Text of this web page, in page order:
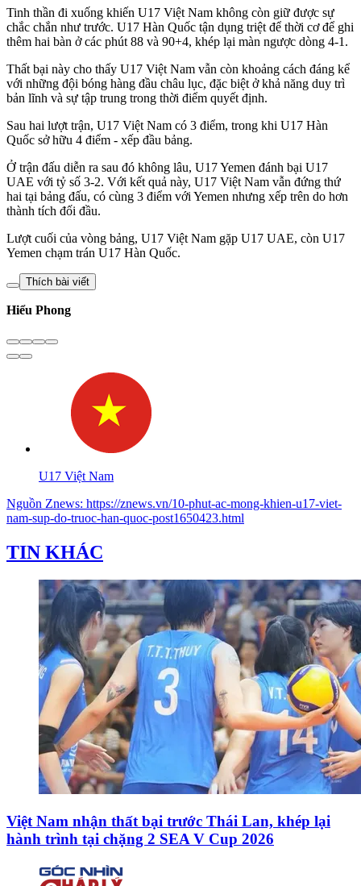
Tinh thần đi xuống khiến U17 Việt Nam không còn giữ được sự
chắc chắn như trước. U17 Hàn Quốc tận dụng triệt để thời cơ để ghi
thêm hai bàn ở các phút 88 và 90+4, khép lại màn ngược dòng 4-1.
Thất bại này cho thấy U17 Việt Nam vẫn còn khoảng cách đáng kể
với những đội bóng hàng đầu châu lục, đặc biệt ở khả năng duy trì
bản lĩnh và sự tập trung trong thời điểm quyết định.
Sau hai lượt trận, U17 Việt Nam có 3 điểm, trong khi U17 Hàn
Quốc sở hữu 4 điểm - xếp đầu bảng.
Ở trận đấu diễn ra sau đó không lâu, U17 Yemen đánh bại U17
UAE với tỷ số 3-2. Với kết quả này, U17 Việt Nam vẫn đứng thứ
hai tại bảng đấu, có cùng 3 điểm với Yemen nhưng xếp trên do hơn
thành tích đối đầu.
Lượt cuối của vòng bảng, U17 Việt Nam gặp U17 UAE, còn U17
Yemen chạm trán U17 Hàn Quốc.
Thích bài viết
Hiểu Phong
U17 Việt Nam
Nguồn Znews: https://znews.vn/10-phut-ac-mong-khien-u17-viet-
nam-sup-do-truoc-han-quoc-post1650423.html
TIN KHÁC
Việt Nam nhận thất bại trước Thái Lan, khép lại
hành trình tại chặng 2 SEA V Cup 2026